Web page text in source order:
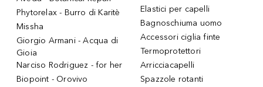
Phytorelax - Burro di Karitè
Missha
Giorgio Armani - Acqua di
Gioia
Narciso Rodriguez - for her
Biopoint - Orovivo
Elastici per capelli
Bagnoschiuma uomo
Accessori ciglia finte
Termoprotettori
Arricciacapelli
Spazzole rotanti